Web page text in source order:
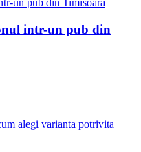
intr-un pub din